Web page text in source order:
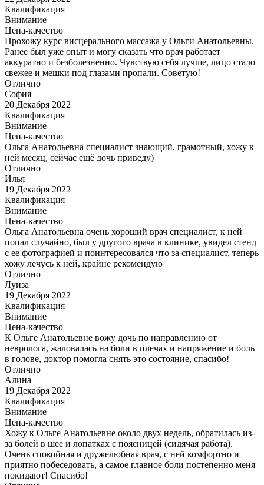
Квалификация
Внимание
Цена-качество
Прохожу курс висцерального массажа у Ольги Анатольевны.
Ранее был уже опыт и могу сказать что врач работает
аккуратно и безболезненно. Чувствую себя лучше, лицо стало
свежее и мешки под глазами пропали. Советую!
Отлично
София
20 Декабря 2022
Квалификация
Внимание
Цена-качество
Ольга Анатольевна специалист знающий, грамотный, хожу к
ней месяц, сейчас ещё дочь приведу)
Отлично
Илья
19 Декабря 2022
Квалификация
Внимание
Цена-качество
Ольга Анатольевна очень хороший врач специалист, к ней
попал случайно, был у другого врача в клинике, увидел стенд
с ее фотографией и поинтересовался что за специалист, теперь
хожу лечусь к ней, крайне рекомендую
Отлично
Луиза
19 Декабря 2022
Квалификация
Внимание
Цена-качество
К Ольге Анатольевне вожу дочь по направлению от
невролога, жаловалась на боли в плечах и напряжение и боль
в голове, доктор помогла снять это состояние, спасибо!
Отлично
Алина
19 Декабря 2022
Квалификация
Внимание
Цена-качество
Хожу к Ольге Анатольевне около двух недель, обратилась из-
за болей в шее и лопатках с поясницей (сидячая работа).
Очень спокойная и дружелюбная врач, с ней комфортно и
приятно побеседовать, а самое главное боли постепенно меня
покидают! Спасибо!